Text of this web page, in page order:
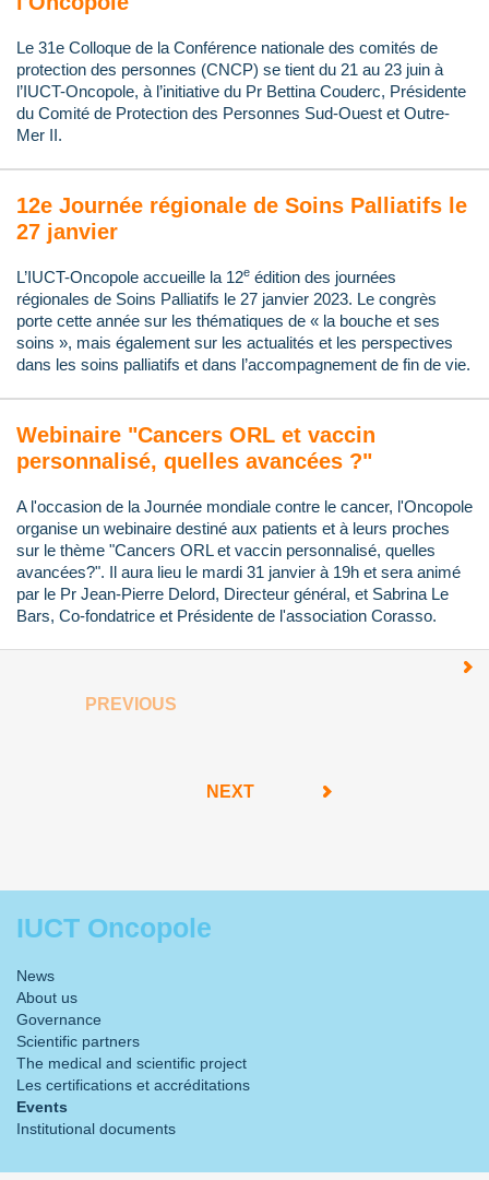
Le 31e Colloque de la Conférence nationale des comités de
protection des personnes (CNCP) se tient du 21 au 23 juin à
l’IUCT-Oncopole, à l’initiative du Pr Bettina Couderc, Présidente
du Comité de Protection des Personnes Sud-Ouest et Outre-
Mer II.
12e Journée régionale de Soins Palliatifs le
27 janvier
L’IUCT-Oncopole accueille la 12e édition des journées
régionales de Soins Palliatifs le 27 janvier 2023. Le congrès
porte cette année sur les thématiques de « la bouche et ses
soins », mais également sur les actualités et les perspectives
dans les soins palliatifs et dans l’accompagnement de fin de vie.
Webinaire "Cancers ORL et vaccin
personnalisé, quelles avancées ?"
A l'occasion de la Journée mondiale contre le cancer, l'Oncopole
organise un webinaire destiné aux patients et à leurs proches
sur le thème "Cancers ORL et vaccin personnalisé, quelles
avancées?". Il aura lieu le mardi 31 janvier à 19h et sera animé
par le Pr Jean-Pierre Delord, Directeur général, et Sabrina Le
Bars, Co-fondatrice et Présidente de l'association Corasso.
PREVIOUS
NEXT
IUCT Oncopole
News
About us
Governance
Scientific partners
The medical and scientific project
Les certifications et accréditations
Events
Institutional documents